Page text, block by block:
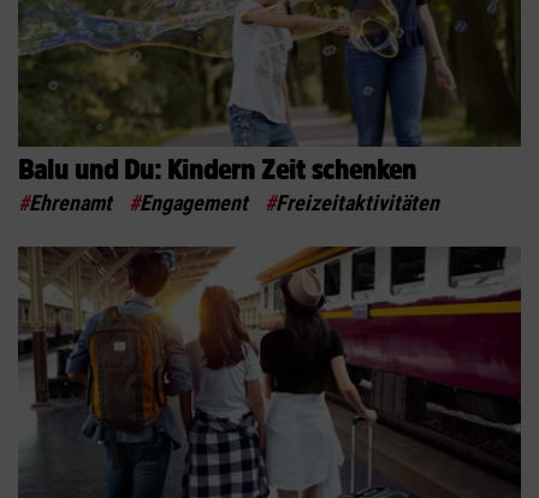
Balu und Du: Kindern Zeit schenken
#Ehrenamt #Engagement #Freizeitaktivitäten